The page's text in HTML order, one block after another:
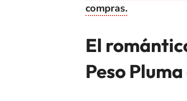
compras.
El
Peso